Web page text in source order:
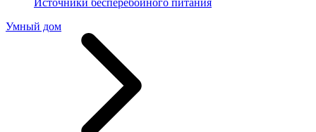
Источники бесперебойного питания
Умный дом